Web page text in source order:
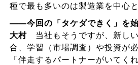
種で最も多いのは製造業を中心
――今回の「タケダできく」を
大村当社もそうですが、新し
合、学習（市場調査）や投資が
「伴走するパートナーがいてく